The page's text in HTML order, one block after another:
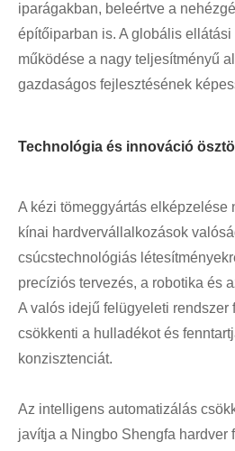
iparágakban, beleértve a
építőiparban is. A globális
működése a nagy teljesítményű
gazdaságos fejlesztésének
Technológia és innováció
A kézi tömeggyártás elképzelése
kínai hardvervállalkozások
csúcstechnológiás
precíziós tervezés, a robotika és
A valós idejű felügyeleti rendszer
csökkenti a hulladékot és
konzisztenciát.
Az intelligens automatizálás
javítja a Ningbo Shengfa hardver